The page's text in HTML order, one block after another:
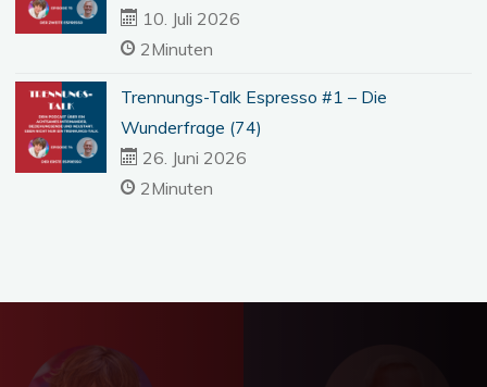
10. Juli 2026
2Minuten
Trennungs-Talk Espresso #1 – Die
Wunderfrage (74)
26. Juni 2026
2Minuten